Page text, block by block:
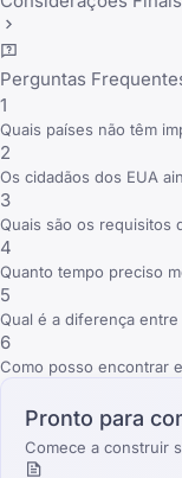
Perguntas
1
Quais países não têm
2
Os cidadãos dos EUA
3
Quais são os requisitos
4
Quanto tempo preciso
5
Qual é a diferença
6
Como posso encontrar
Pronto para
Comece a construir